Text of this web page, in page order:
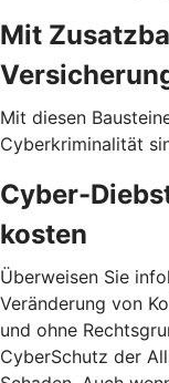
Mit
Mit diesen
Cyberkriminalität
Cyber-
kosten
Überweisen Sie
Veränderung von
und ohne
CyberSchutz der